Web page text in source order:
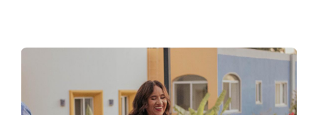
Impacto:Asigna un presupuesto anual para el
mantenimiento preventivo y reparaciones menores.
Esto ayuda a evitar gastos inesperados y a
mantener la propiedad en buenas condiciones.
Consejo:
Estima aproximadamente el 1-3% del valor